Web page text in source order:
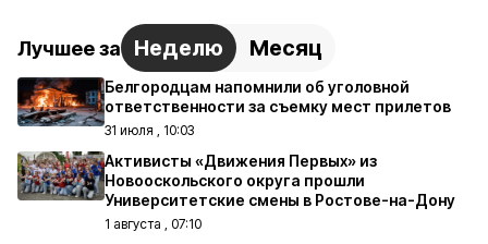
Лучшее за Неделю Месяц
Белгородцам напомнили об уголовной
ответственности за съемку мест прилетов
31 июля , 10:03
Активисты «Движения Первых» из
Новооскольского округа прошли
Университетские смены в Ростове-на-Дону
1 августа , 07:10